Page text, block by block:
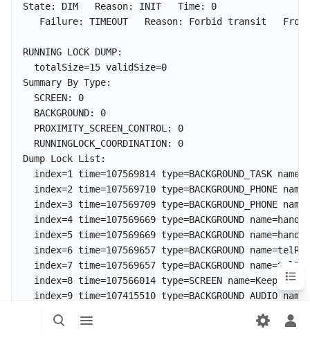
打
开/
开/
打
State: DIM   Reason: INIT   Time: 0
Failure: TIMEOUT   Reason: Forbid transit
RUNNING LOCK DUMP:
  totalSize=15 validSize=0
Summary By Type:
  SCREEN: 0
  BACKGROUND: 0
  PROXIMITY_SCREEN_CONTROL: 0
  RUNNINGLOCK_COORDINATION: 0
Dump Lock List:
index=1 time=107569814 type=BACKGROUND_TASK
index=2 time=107569710 type=BACKGROUND_PHONE
index=3 time=107569709 type=BACKGROUND_PHONE
index=4 time=107569669 type=BACKGROUND
index=5 time=107569669 type=BACKGROUND
index=6 time=107569657 type=BACKGROUND
index=7 time=107569657 type=BACKGROUND
index=8 time=107566014 type=SCREEN
index=9 time=107415510 type=BACKGROUND_AUDIO
index=11 time=107569347 type=BACKGROUND_AUDIO
目
录